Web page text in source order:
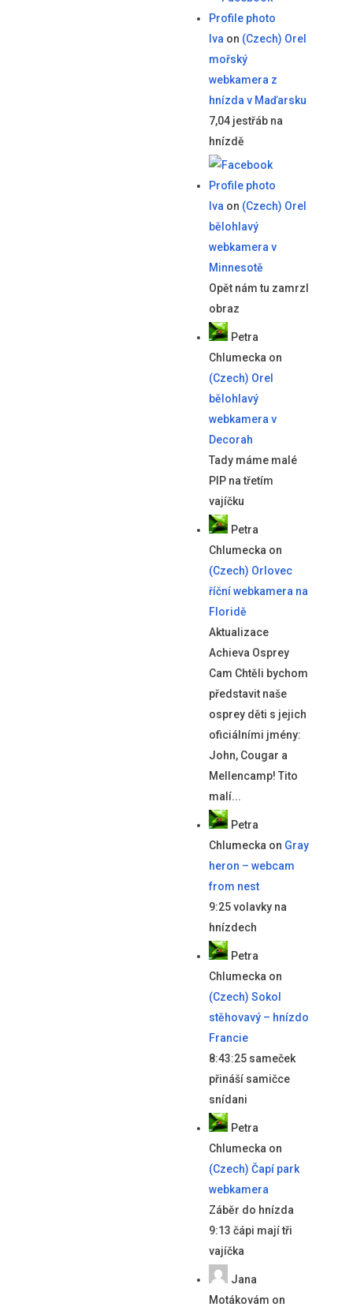
Iva on (Czech) Orel
mořský
webkamera z
hnízda v Maďarsku
7,04 jestřáb na
hnízdě
Iva on (Czech) Orel
bělohlavý
webkamera v
Minnesotě
Opět nám tu zamrzl
obraz
Petra
Chlumecka on
(Czech) Orel
bělohlavý
webkamera v
Decorah
Tady máme malé
PIP na třetím
vajíčku
Petra
Chlumecka on
(Czech) Orlovec
říční webkamera na
Floridě
Aktualizace
Achieva Osprey
Cam Chtěli bychom
představit naše
osprey děti s jejich
oficiálními jmény:
John, Cougar a
Mellencamp! Tito
malí...
Petra
Chlumecka on Gray
heron – webcam
from nest
9:25 volavky na
hnízdech
Petra
Chlumecka on
(Czech) Sokol
stěhovavý – hnízdo
Francie
8:43:25 sameček
přináší samičce
snídani
Petra
Chlumecka on
(Czech) Čapí park
webkamera
Záběr do hnízda
9:13 čápi mají tři
vajíčka
Jana
Motákovám on